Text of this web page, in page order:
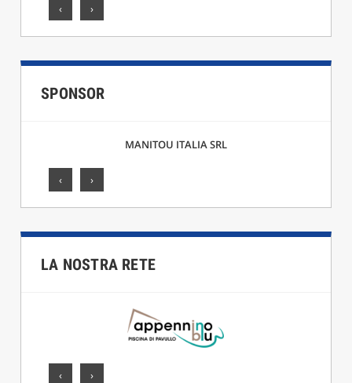
‹ ›
SPONSOR
MANITOU ITALIA SRL
‹ ›
LA NOSTRA RETE
‹ ›